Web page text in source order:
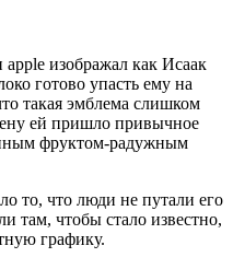
изображал как Исаак
готово упасть ему на
такая эмблема слишком
ей пришло привычное
фруктом-радужным
то, что люди не путали его
там, чтобы стало известно,
графику.